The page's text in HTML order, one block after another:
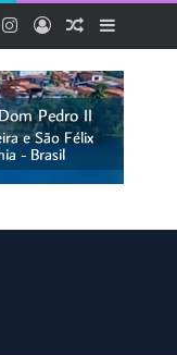
Instagram
EntrarArtigo